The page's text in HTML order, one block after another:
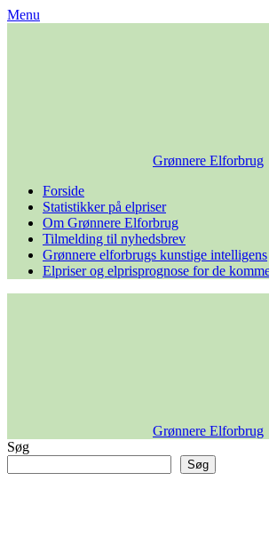
Skip
Menu
Grønnere Elforbrug
Forside
Statistikker på elpriser
Om Grønnere Elforbrug
Tilmelding til nyhedsbrev
Grønnere elforbrugs kunstige intelligens
Elpriser og elprisprognose for de
Grønnere Elforbrug
Søg
Søg